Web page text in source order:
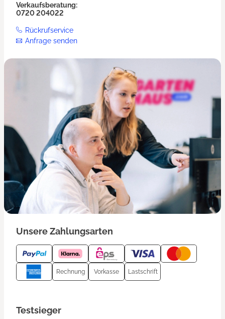
Verkaufsberatung:
0720 204022
Rückrufservice
Anfrage senden
Unsere Zahlungsarten
Rechnung Vorkasse Lastschrift
Testsieger